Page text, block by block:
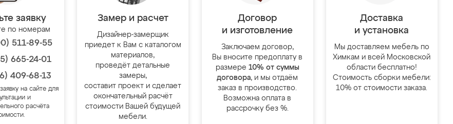
заявку
по номерам
511-89-55
665-24-01
409-68-13
на сайте для
и
расчёта
Замер и расчет
Дизайнер-замерщик
приедет к Вам с каталогом
материалов,
проведёт детальные
замеры,
составит проект и сделает
окончательный расчёт
стоимости Вашей будущей
мебели.
Договор
и изготовление
Заключаем договор,
Вы вносите предоплату в
размере 10% от суммы
договора, и мы отдаём
заказ в производство.
Возможна оплата в
рассрочку без %.
Доставка
и установка
Мы доставляем мебель по
Химкам и всей Московской
области бесплатно!
Стоимость сборки мебели:
10% от стоимости заказа.